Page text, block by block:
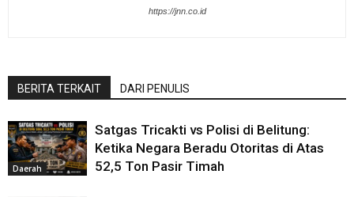
https://jnn.co.id
BERITA TERKAIT DARI PENULIS
Daerah
Satgas Tricakti vs Polisi di Belitung:
Ketika Negara Beradu Otoritas di Atas
52,5 Ton Pasir Timah